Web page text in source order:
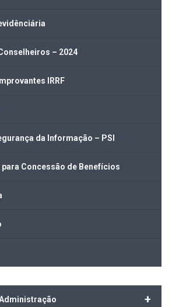
– 2024
IRRF
da Informação – PSI
para Concessão de Benefícios
+